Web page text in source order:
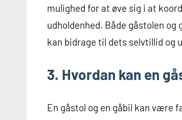
mulighed for at øve sig i at
udholdenhed. Både gåstolen
kan bidrage til dets selvtillid og
3. Hvordan kan en
En gåstol og en gåbil kan være